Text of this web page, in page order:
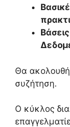
Θα
συζήτηση.
Ο κύκλος